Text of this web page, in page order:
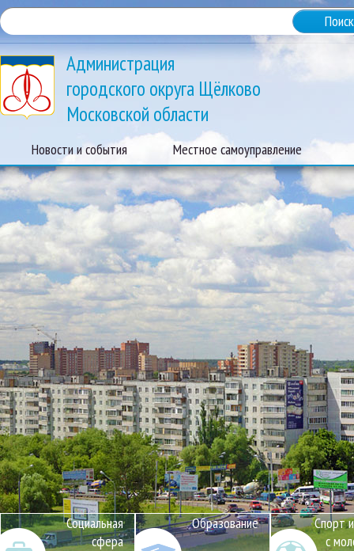
Администрация
городского округа Щёлково
Московской области
Новости и события Местное самоуправление
Социальная
сфера
Образование
Спорт
с